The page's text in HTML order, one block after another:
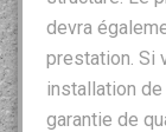
devra
prestation. Si
installation de
garantie de